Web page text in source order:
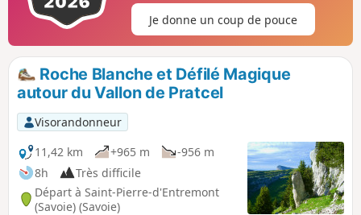
Je donne un coup de pouce
Roche Blanche et Défilé Magique
autour du Vallon de Pratcel
Visorandonneur
11,42 km
+965 m
-956 m
8h
Très difficile
Départ à Saint-Pierre-d'Entremont
(Savoie) (Savoie)